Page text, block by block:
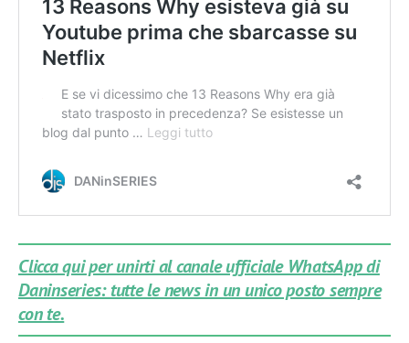
Clicca qui per unirti al canale ufficiale WhatsApp di
Daninseries: tutte le news in un unico posto sempre
con te.